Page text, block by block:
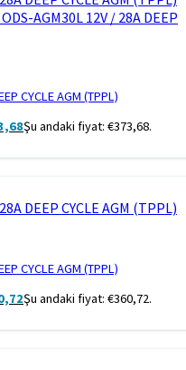
CYCLE AGM (TPPL)
Şu andaki fiyat: €373,68.
CYCLE AGM (TPPL)
Şu andaki fiyat: €360,72.